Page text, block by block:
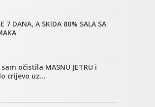
7 DANA, A SKIDA 80% SALA SA
očistila MASNU JETRU i
crijevo uz…